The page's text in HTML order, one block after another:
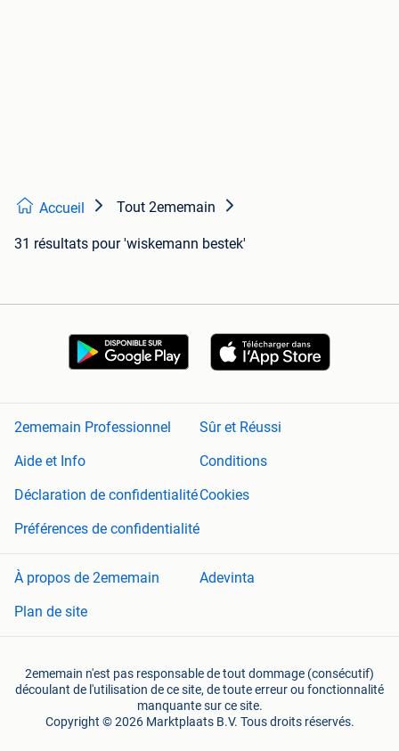
Accueil Tout 2ememain
31 résultats pour 'wiskemann bestek'
2ememain Professionnel
Sûr et Réussi
Aide et Info
Conditions
Déclaration de confidentialitéCookies
Préférences de confidentialité
À propos de 2ememain
Adevinta
Plan de site
2ememain n'est pas responsable de tout dommage (consécutif)
découlant de l'utilisation de ce site, de toute erreur ou fonctionnalité
manquante sur ce site.
Copyright © 2026 Marktplaats B.V. Tous droits réservés.